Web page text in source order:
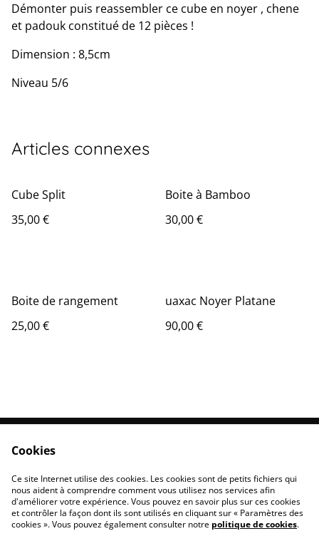
Démonter puis reassembler ce cube en noyer , chene
et padouk constitué de 12 pièces !
Dimension : 8,5cm
Niveau 5/6
Articles connexes
Cube Split
35,00 €
Boite à Bamboo
30,00 €
Boite de rangement
25,00 €
uaxac Noyer Platane
90,00 €
Politique de
confidentialité
Politique de cookies
Cookies
Ce site Internet utilise des cookies. Les cookies sont de petits fichiers qui
nous aident à comprendre comment vous utilisez nos services afin
d'améliorer votre expérience. Vous pouvez en savoir plus sur ces cookies
et contrôler la façon dont ils sont utilisés en cliquant sur « Paramètres des
cookies ». Vous pouvez également consulter notre politique de cookies.